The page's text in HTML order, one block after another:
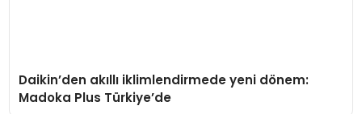
Daikin’den akıllı iklimlendirmede yeni dönem:
Madoka Plus Türkiye’de